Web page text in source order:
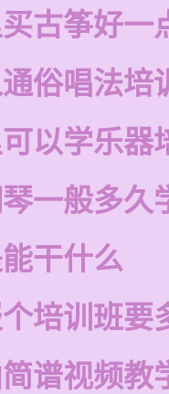
古筝好一
俗唱法培
以学乐器
一般多久
干什么
培训班要
谱视频教